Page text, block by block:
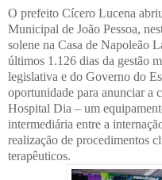
O prefeito Cícero Lucena
Municipal de João Pessoa,
solene na Casa de Napoleão
últimos 1.126 dias da gestão
legislativa e do Governo do
oportunidade para anunciar a
Hospital Dia – um
intermediária entre a
realização de procedimentos
terapêuticos.